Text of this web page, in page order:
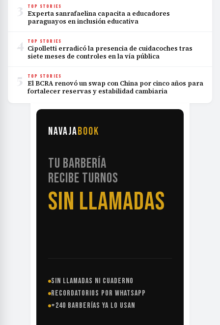
3 TOP STORIES
Experta sanrafaelina capacita a educadores
paraguayos en inclusión educativa
4 TOP STORIES
Cipolletti erradicó la presencia de cuidacoches tras
siete meses de controles en la vía pública
5 TOP STORIES
El BCRA renovó un swap con China por cinco años para
fortalecer reservas y estabilidad cambiaria
NAVAJABOOK
TU BARBERÍA
RECIBE TURNOS
SIN LLAMADAS
SIN LLAMADAS NI CUADERNO
RECORDATORIOS POR WHATSAPP
+240 BARBERÍAS YA LO USAN